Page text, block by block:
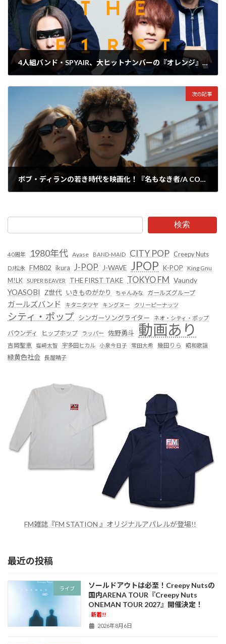
4人組バンド・SPYAIR、大ヒットナンバーの『オレンジ』と『現状ディストラクション』のTHE FIRST TAKEバージョンを配信リリース！
次の記事
ボブ・ディランの若き時代を映画化！『名もなき者/A COMPLETE UNKNOWN』が2025年2月に公開決定！
検索
40周年 1980年代 Ayase BAND-MAID CITY POP Creepy Nuts
DJ松永 FM802 ikura J-POP J-WAVE JPOP K-POP
King Gnu
M!LK
SUPER BEAVER THE FIRST TAKE TOKYO FM Vaundy
YOASOBI Z世代 いきものがかり ちゃんみな ガールズグループ
ガールズバンド キタニタツヤ キングヌー クリーピーナッツ
シティ・ポップ シンガーソングライター ネオ・シティ・ポップ
バウンディ ヒップホップ ラッパー 佐野勇斗 動画あり
吉岡聖恵 塩﨑太智 宇多田ヒカル 小泉今日子 常田大希 幾田りら 昭和歌謡
緑黄色社会 長屋晴子
FM雑誌『FM STATION 』オリジナルアパレルが登場!!
最近の投稿
ライブ
ソールドアウトは必至！Creepy Nutsの
国内ARENA TOUR『Creepy Nuts
ONEMAN TOUR 2027』開催決定！
新着!!
2026年8月6日